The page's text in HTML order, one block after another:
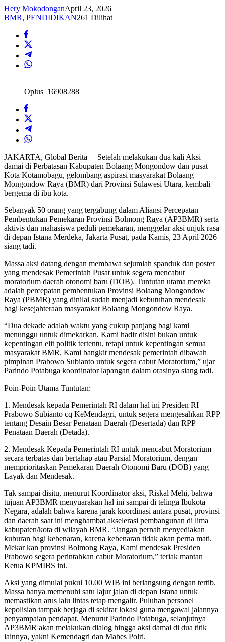
Hery MokodonganApril 23, 2026
BMR, PENDIDIKAN261 Dilihat
Oplus_16908288
JAKARTA, Global Berita – Setelah melakukan dua kali Aksi
damai di Perbatasan Kabupaten Bolaang Mongondow dan pusat
Kota Kotamobagu, gelombang aspirasi masyarakat Bolaang
Mongondow Raya (BMR) dari Provinsi Sulawesi Utara, kembali
bergema di ibu kota.
Sebanyak 50 orang yang tergabung dalam Aliansi Percepatan
Pembentukan Pemekaran Provinsi Bolmong Raya (AP3BMR) serta
aktivis dan mahasiswa peduli pemekaran, menggelar aksi unjuk rasa
di depan Istana Merdeka, Jakarta Pusat, pada Kamis, 23 April 2026
siang tadi.
Massa aksi datang dengan membawa sejumlah spanduk dan poster
yang mendesak Pemerintah Pusat untuk segera mencabut
moratorium daerah otonomi baru (DOB). Tuntutan utama mereka
adalah percepatan pembentukan Provinsi Bolaang Mongondow
Raya (PBMR) yang dinilai sudah menjadi kebutuhan mendesak
bagi kesejahteraan masyarakat Bolaang Mongondow Raya.
“Dua dekade adalah waktu yang cukup panjang bagi kami
menunggu untuk dimekarkan. Kami hadir disini bukan untuk
kepentingan elit politik tertentu, tetapi untuk kepentingan semua
masyarakat BMR. Kami bangkit mendesak pemerintah dibawah
pimpinan Prabowo Subianto untuk segera cabut Moratorium,” ujar
Parindo Potabuga koordinator lapangan dalam orasinya siang tadi.
Poin-Poin Utama Tuntutan:
1. Mendesak kepada Pemerintah RI dalam hal ini Presiden RI
Prabowo Subianto cq KeMendagri, untuk segera mengesahkan RPP
tentang Desain Besar Penataan Daerah (Desertada) dan RPP
Penataan Daerah (Detada).
2. Mendesak Kepada Pemerintah RI untuk mencabut Moratorium
secara terbatas dan bertahap atau Parsial Moratorium, dengan
memprioritaskan Pemekaran Daerah Otonomi Baru (DOB) yang
Layak dan Mendesak.
Tak sampai disitu, menurut Koordinator aksi, Riskal Mehi, bahwa
tujuan AP3BMR menyuarakan hal ini sampai di telinga Ibukota
Negara, adalah bahwa karena jarak koordinasi antara pusat, provinsi
dan daerah saat ini menghambat akselerasi pembangunan di lima
kabupaten/kota di wilayah BMR. “Jangan pernah menyediakan
kuburan bagi kebenaran, karena kebenaran tidak akan perna mati.
Mekar kan provinsi Bolmong Raya, Kami mendesak Presiden
Prabowo segera perintahkan cabut Moratorium,” teriak mantan
Ketua KPMIBS ini.
Aksi yang dimulai pukul 10.00 WIB ini berlangsung dengan tertib.
Massa hanya memenuhi satu lajur jalan di depan Istana untuk
memastikan arus lalu lintas tetap mengalir. Puluhan personel
kepolisian tampak berjaga di sekitar lokasi guna mengawal jalannya
penyampaian pendapat. Menurut Parindo Potabuga, selanjutnya
AP3BMR akan melakukan dialog hingga aksi damai di dua titik
lainnya, yakni Kemendagri dan Mabes Polri.